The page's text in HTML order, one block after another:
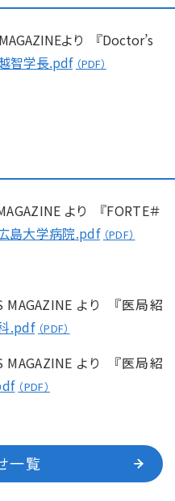
より 『Doctor’s
智学長.pdf
より 『FORTE＃
島大学病院.pdf
MAGAZINE より 『医局紹
.pdf
MAGAZINE より 『医局紹
一覧